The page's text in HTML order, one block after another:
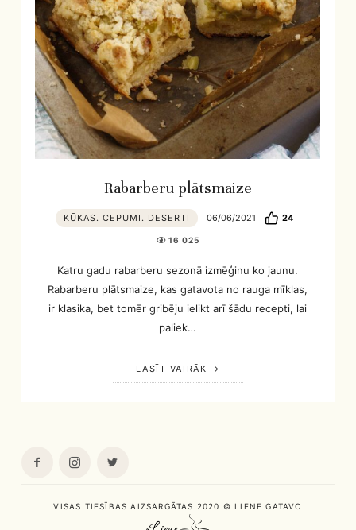
Rabarberu plātsmaize
KŪKAS. CEPUMI. DESERTI 06/06/2021 24
16 025
Katru gadu rabarberu sezonā izmēģinu ko jaunu.
Rabarberu plātsmaize, kas gatavota no rauga mīklas,
ir klasika, bet tomēr gribēju ielikt arī šādu recepti, lai
paliek…
LASĪT VAIRĀK
VISAS TIESĪBAS AIZSARGĀTAS 2020 © LIENE GATAVO